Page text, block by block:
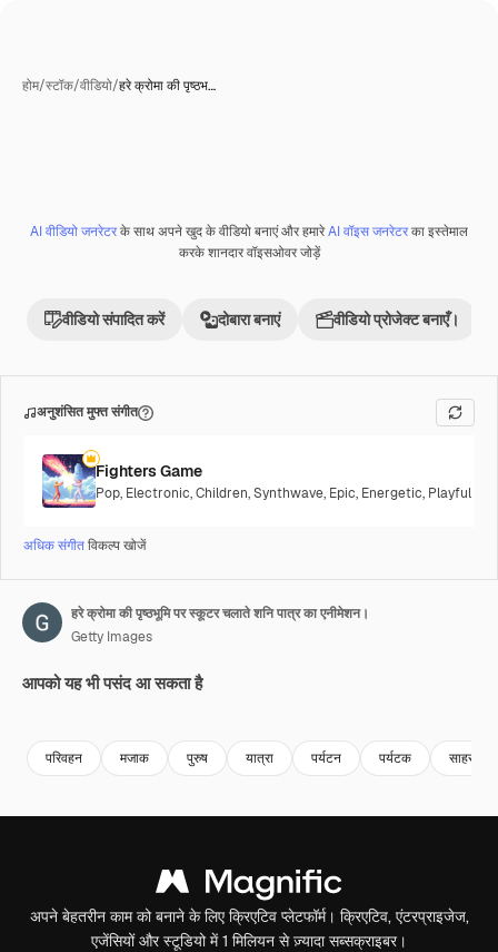
होम/स्टॉक/वीडियो/हरे क्रोमा की पृष्ठभ…
Premium
AI वीडियो जनरेटरके साथ अपने खुद के वीडियो बनाएं और हमारेAI वॉइस जनरेटरका इस्तेमाल
करके शानदार वॉइसओवर जोड़ें
वीडियो संपादित करें दोबारा बनाएं वीडियो प्रोजेक्ट बनाएँ।
अनुशंसित मुफ्त संगीत
Fighters Game
Pop, Electronic,Children,Synthwave, Epic, Energetic, Playful
अधिक संगीतविकल्प खोजें
हरे क्रोमा की पृष्ठभूमि पर स्कूटर चलाते शनि पात्र का एनीमेशन।
Getty Images
आपको यह भी पसंद आ सकता है
परिवहन मजाक पुरुष यात्रा पर्यटन पर्यटक साहस
अपने बेहतरीन काम को बनाने के लिए क्रिएटिव प्लेटफॉर्म। क्रिएटिव, एंटरप्राइजेज,
एजेंसियों और स्टूडियो में 1 मिलियन से ज़्यादा सब्सक्राइबर।